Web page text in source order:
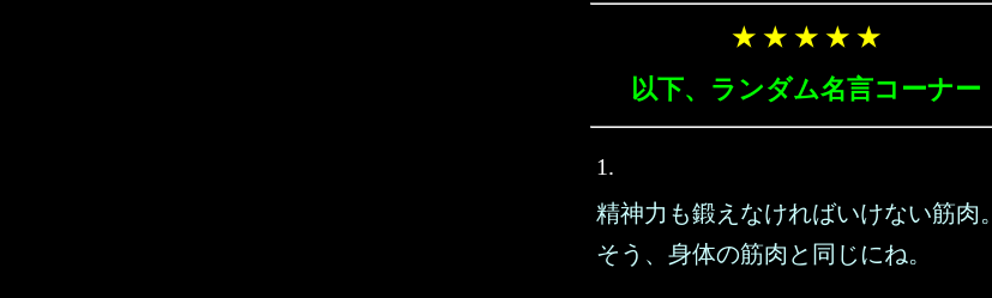
★ ★ ★ ★ ★
以下、ランダム名言コーナー
1.
精神力も鍛えなければいけない筋肉。
そう、身体の筋肉と同じにね。